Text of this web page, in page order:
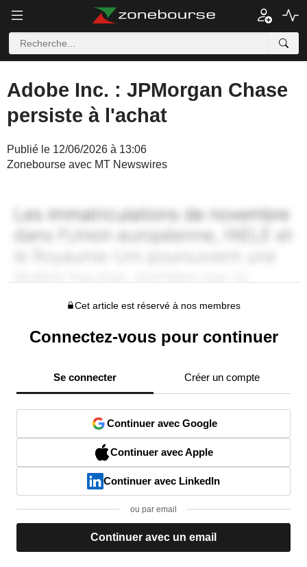
Adobe Inc. : JPMorgan Chase
persiste à l'achat
Publié le 12/06/2026 à 13:06
Zonebourse avec MT Newswires
Cet article est réservé à nos membres
Connectez-vous pour continuer
Se connecter Créer un compte
Continuer avec Google
Continuer avec Apple
Continuer avec LinkedIn
ou par email
Continuer avec un email